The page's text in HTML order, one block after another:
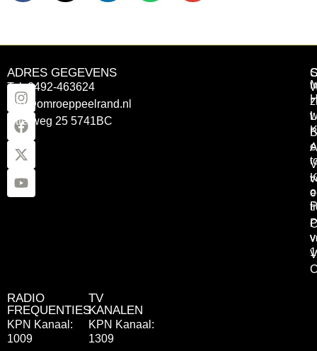
ADRES GEGEVENS
Tel: 0492-463624
info@omroeppeelrand.nl
Otterweg 25 5741BC
RADIO
FREQUENTIES
KPN Kanaal:
1009
TV
KANALEN
KPN Kanaal:
1309